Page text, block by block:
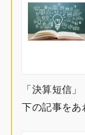
「決算短信
下の記事をあ